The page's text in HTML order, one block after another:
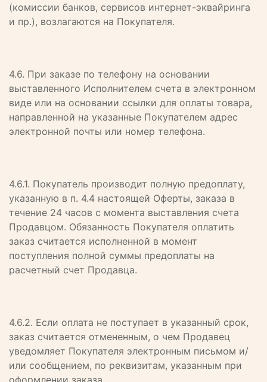
(комиссии банков, сервисов интернет-эквайринга
и пр.), возлагаются на Покупателя.
4.6. При заказе по телефону на основании
выставленного Исполнителем счета в электронном
виде или на основании ссылки для оплаты товара,
направленной на указанные Покупателем адрес
электронной почты или номер телефона.
4.6.1. Покупатель производит полную предоплату,
указанную в п. 4.4 настоящей Оферты, заказа в
течение 24 часов с момента выставления счета
Продавцом. Обязанность Покупателя оплатить
заказ считается исполненной в момент
поступления полной суммы предоплаты на
расчетный счет Продавца.
4.6.2. Если оплата не поступает в указанный срок,
заказ считается отмененным, о чем Продавец
уведомляет Покупателя электронным письмом и/
или сообщением, по реквизитам, указанным при
оформлении заказа.